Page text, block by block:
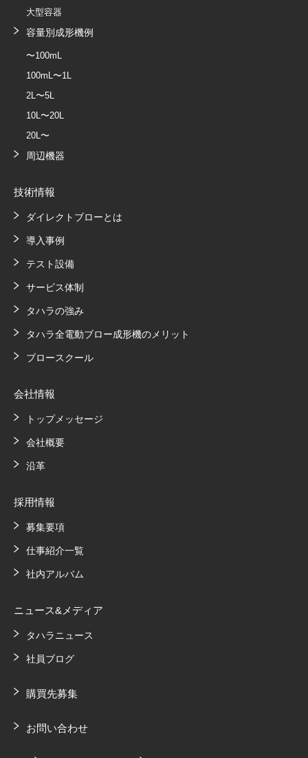
大型容器
容量別成形機例
〜100mL
100mL〜1L
2L〜5L
10L〜20L
20L〜
周辺機器
技術情報
ダイレクトブローとは
導入事例
テスト設備
サービス体制
タハラの強み
タハラ全電動ブロー成形機のメリット
ブロースクール
会社情報
トップメッセージ
会社概要
沿革
採用情報
募集要項
仕事紹介一覧
社内アルバム
ニュース&メディア
タハラニュース
社員ブログ
購買先募集
お問い合わせ